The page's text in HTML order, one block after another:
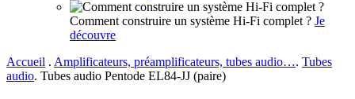
Comment construire un système Hi-Fi complet ? Je
découvre
Accueil . Amplificateurs, préamplificateurs, tubes audio…. Tubes
audio. Tubes audio Pentode EL84-JJ (paire)